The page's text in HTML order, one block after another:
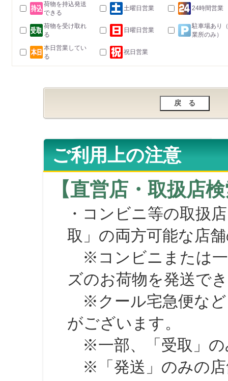
荷物を持込発送
できる
土曜日営業 24時間営業
荷物を受け取れ
る
日曜日営業
駐車場あり
業所のみ）
本日営業してい
る
祝日営業
ご利用上の注意
【直営店・取扱店
・コンビニ等の取扱
取」の両方可能な店
※コンビニまたは一
ズのお荷物を発送で
※クール宅急便など
がございます。
※一部、「受取」の
※「発送」のみの店